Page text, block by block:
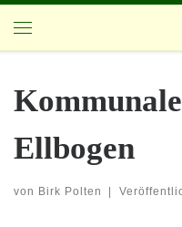
Zum Inhalt springen
Ellbogen
von Birk Polten |